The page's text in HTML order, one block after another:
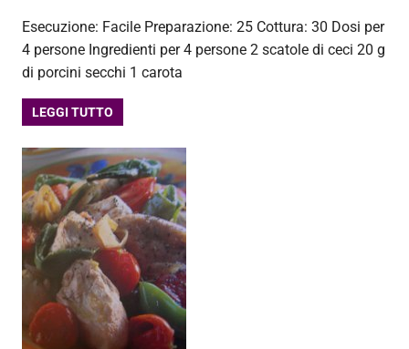
Esecuzione: Facile Preparazione: 25 Cottura: 30 Dosi per
4 persone Ingredienti per 4 persone 2 scatole di ceci 20 g
di porcini secchi 1 carota
LEGGI TUTTO